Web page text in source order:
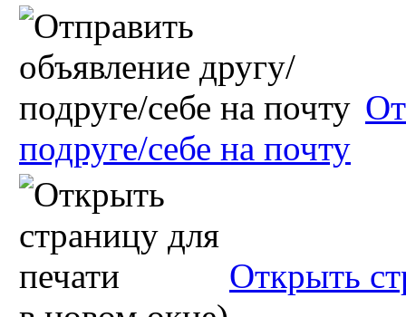
подруге/себе на почту
Открыть